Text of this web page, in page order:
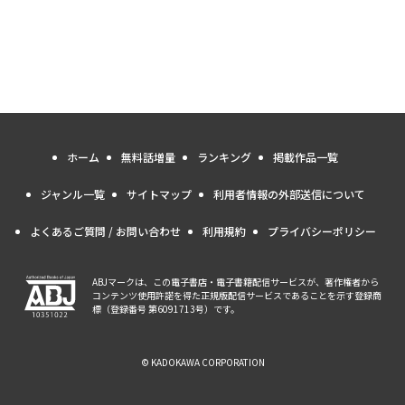
ホーム 無料話増量 ランキング 掲載作品一覧
ジャンル一覧 サイトマップ 利用者情報の外部送信について
よくあるご質問 / お問い合わせ 利用規約 プライバシーポリシー
ABJマークは、この電子書店・電子書籍配信サービスが、著作権者から
コンテンツ使用許諾を得た正規版配信サービスであることを示す登録商
標（登録番号 第6091713号）です。
© KADOKAWA CORPORATION